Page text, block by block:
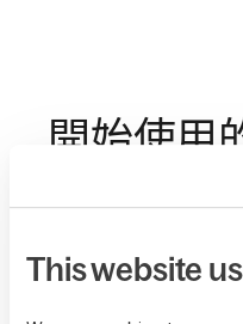
This website
開始使用
我們將專業知識注入
南、部落格與網路研